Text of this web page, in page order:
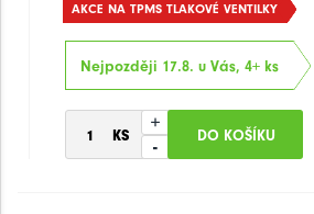
AKCE NA TPMS TLAKOVÉ VENTILKY
Nejpozději 17.8. u Vás, 4+ ks
+
-